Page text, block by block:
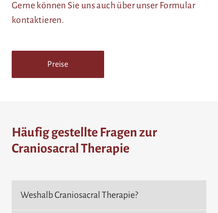
Gerne können Sie uns auch über unser Formular
kontaktieren.
Preise
Häufig gestellte Fragen zur
Craniosacral Therapie
Weshalb Craniosacral Therapie?